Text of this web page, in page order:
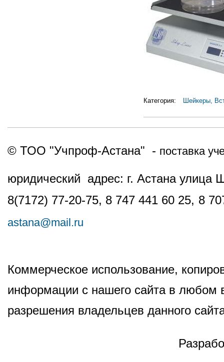
Категория: Шейкеры,
© ТОО "Учпроф-Астана" - поставка
юридический адрес: г. Астана
8(7172) 77-20-75, 8 747 441 60 25, 8
astana@mail.ru
Коммерческое использование,
информации с нашего сайта в любом
разрешения владельцев данного